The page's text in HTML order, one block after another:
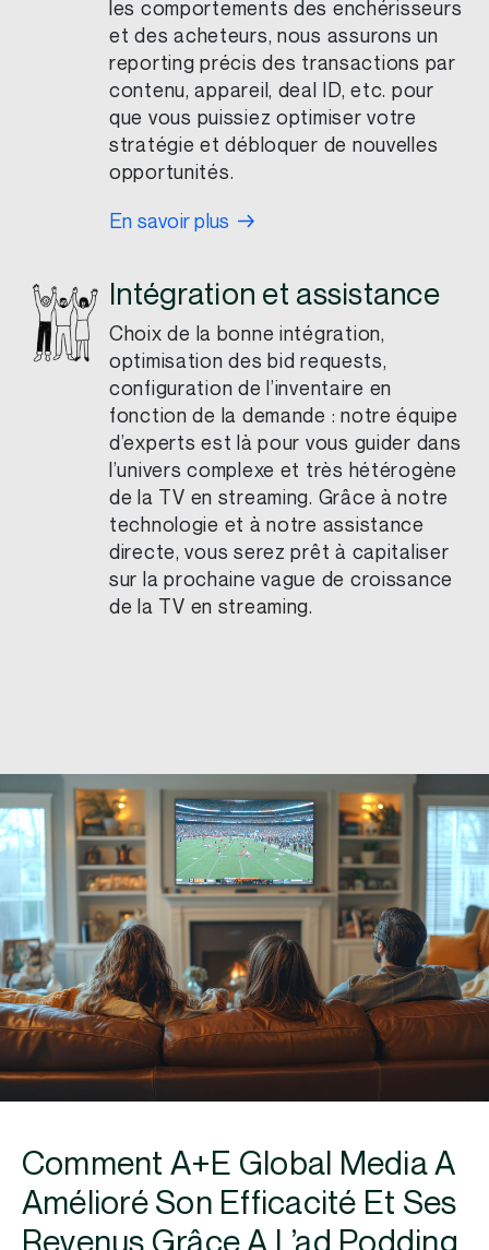
les comportements des enchérisseurs
et des acheteurs, nous assurons un
reporting précis des transactions par
contenu, appareil, deal ID, etc. pour
que vous puissiez optimiser votre
stratégie et débloquer de nouvelles
opportunités.
En savoir plus
Intégration et assistance
Choix de la bonne intégration,
optimisation des bid requests,
configuration de l’inventaire en
fonction de la demande : notre équipe
d’experts est là pour vous guider dans
l’univers complexe et très hétérogène
de la TV en streaming. Grâce à notre
technologie et à notre assistance
directe, vous serez prêt à capitaliser
sur la prochaine vague de croissance
de la TV en streaming.
Comment A+E Global Media A
Amélioré Son Efficacité Et Ses
Revenus Grâce A L’ad Podding